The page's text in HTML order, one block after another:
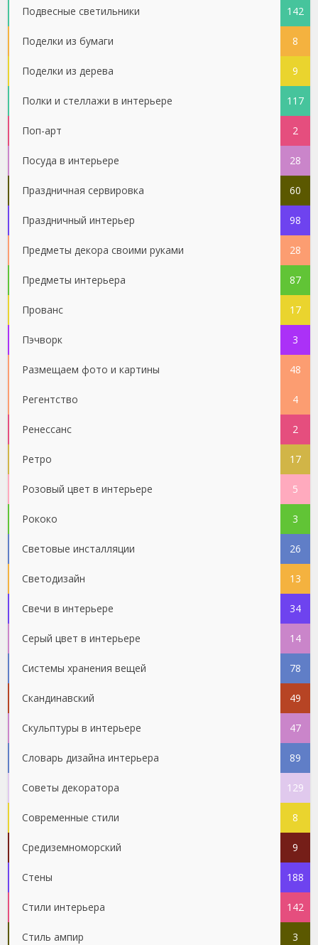
Подвесные светильники 142
Поделки из бумаги 8
Поделки из дерева 9
Полки и стеллажи в интерьере 117
Поп-арт 2
Посуда в интерьере 28
Праздничная сервировка 60
Праздничный интерьер 98
Предметы декора своими руками 28
Предметы интерьера 87
Прованс 17
Пэчворк 3
Размещаем фото и картины 48
Регентство 4
Ренессанс 2
Ретро 17
Розовый цвет в интерьере 5
Рококо 3
Световые инсталляции 26
Светодизайн 13
Свечи в интерьере 34
Серый цвет в интерьере 14
Системы хранения вещей 78
Скандинавский 49
Скульптуры в интерьере 47
Словарь дизайна интерьера 89
Советы декоратора 129
Современные стили 8
Средиземноморский 9
Стены 188
Стили интерьера 142
Стиль ампир 3